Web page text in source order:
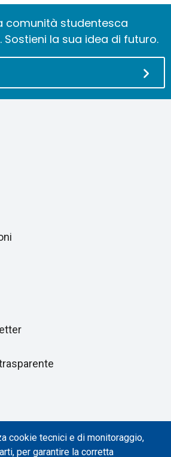
cookie tecnici e di monitoraggio,
per garantire la corretta
comunità studentesca
la sua idea di futuro.